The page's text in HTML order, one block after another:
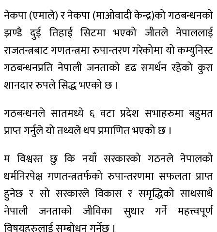
नेकपा (एमाले) र नेकपा (माओवादी केन्द्र)को गठबन्धनको
झण्डै दुई तिहाई सिटमा भएको जीतले नेपाललाई
राजतन्त्रबाट गणतन्त्रमा रुपान्तरण गरेकोमा यो कम्युनिस्ट
गठबन्धनप्रति नेपाली जनताको दृढ समर्थन रहेको कुरा
शानदार रुपले सिद्ध भएको छ ।
गठबन्धनले सातमध्ये ६ वटा प्रदेश सभाहरुमा बहुमत
प्राप्त गर्नुले यो तथ्यले थप प्रमाणित भएको छ ।
म विश्वस्त छु कि नयाँ सरकारको गठनले नेपालको
धर्मनिरपेक्ष गणतन्त्रतर्फको रुपान्तरणमा सफलता प्राप्त
हुनेछ र सो सरकारले विकास र समृद्धिको साथसाथै
नेपाली जनताको जीविका सुधार गर्ने महत्त्वपूर्ण